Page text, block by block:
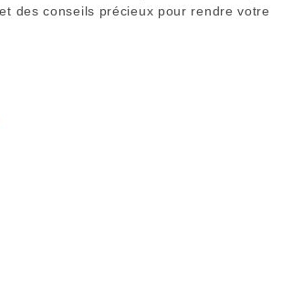
des conseils précieux pour rendre votre